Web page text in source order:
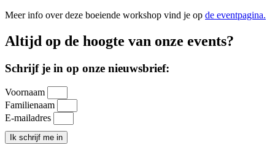
Meer info over deze boeiende workshop vind je op de eventpagina.
Altijd op de hoogte van onze events?
Schrijf je in op onze nieuwsbrief:
Voornaam
Familienaam
E-mailadres
Ik schrijf me in